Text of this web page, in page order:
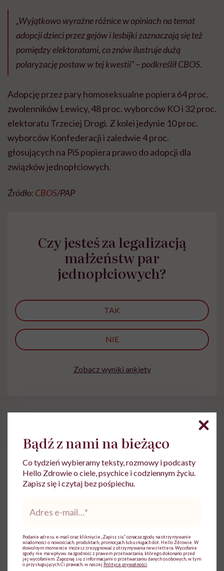
„Wyjątkowo wyraźne różnice w opiniach na temat
adopcji dzieci przez gejów i lesbijki zaznaczają się też
pomiędzy elektoratami, co znów ilustruje dużą
polaryzację postaw w tej kwestii” – podkreślił CBOS.
Adopcję przez pary homoseksualne popiera 64 proc.
zwolenników Lewicy, 48 proc. wyborców KO i 32 proc.
elektoratu Trzeciej Drogi. Z kolei jedynie 10 proc.
wyborców Konfederacji i zaledwie 4 proc.
głosujących na PiS popiera prawo do adopcji dla
związków jednopłciowych.
Źródło:CBOS/PAP
Czy jesteś za legalizacją
małżeństw par
jednopłciowych?
TAK
NIE
Zobacz wyniki ankiety
Marta Dragan
Z czytania, gadania i pisania uczyniła
sposób na życie. Pracowała w Wirtualnej
dziennikarką i wydawczynią
Udostępnij
Bądź z nami na bieżąco
Co tydzień wybieramy teksty, rozmowy i podcasty
Hello Zdrowie o ciele, psychice i codziennym życiu.
Zapisz się i czytaj bez pośpiechu.
*
Podanie adresu e-mail oraz kliknięcie „Zapisz się” oznacza zgodę na otrzymywanie
wiadomości o nowościach, produktach, promocjach lub usługach dot. Hello Zdrowie. W
dowolnym momencie możesz zrezygnować z otrzymywania newslettera. Wycofanie
zgody nie ma wpływu na zgodność z prawem przetwarzania, którego dokonano przed
jej wycofaniem. Zapoznaj się z informacjami o przetwarzaniu danych osobowych, w tym
o przysługujących Ci prawach, w naszej Polityce prywatności